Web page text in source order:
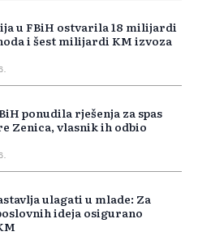
u FBiH ostvarila 18 milijardi
i šest milijardi KM izvoza
ponudila rješenja za spas
Zenica, vlasnik ih odbio
ulagati u mlade: Za
ideja osigurano